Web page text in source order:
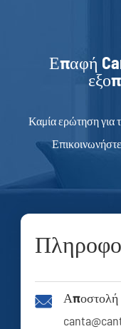
Επαφή
Καμία ερώτηση για

Αποστολή